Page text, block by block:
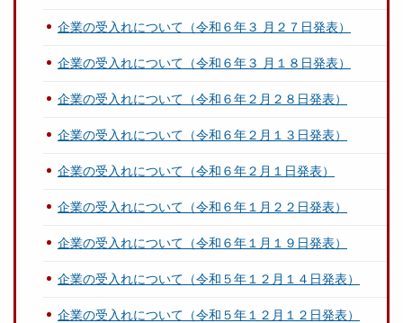
企業の受入れについて（令和６年３ 月２７日発表）
企業の受入れについて（令和６年３ 月１８日発表）
企業の受入れについて（令和６年２月２８日発表）
企業の受入れについて（令和６年２月１３日発表）
企業の受入れについて（令和６年２月１日発表）
企業の受入れについて（令和６年１月２２日発表）
企業の受入れについて（令和６年１月１９日発表）
企業の受入れについて（令和５年１２月１４日発表）
企業の受入れについて（令和５年１２月１２日発表）